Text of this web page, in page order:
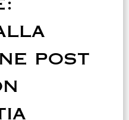
post